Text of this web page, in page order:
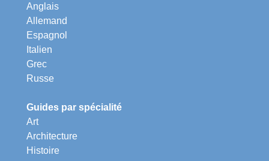
Anglais
Allemand
Espagnol
Italien
Grec
Russe
Guides par spécialité
Art
Architecture
Histoire